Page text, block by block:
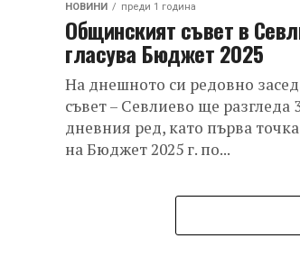
НОВИНИ преди 1 година
Общинският съвет в
гласува Бюджет 2025
На днешното си редовно
съвет – Севлиево ще разгледа
дневния ред, като първа
на Бюджет 2025 г. по...